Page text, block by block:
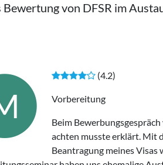
Bewertung von DFSR im
(4.2)
Vorbereitung
Beim
achten musste erklärt. Mit
Beantragung meines Visas